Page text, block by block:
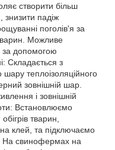
створити більш
падіж
поголів'я за
Можливе
за допомогою
Складається з
теплоізоляційного
зовнішній шар.
і зовнішній
Встановлюємо
тварин,
клей, та підключаємо
На свинофермах на